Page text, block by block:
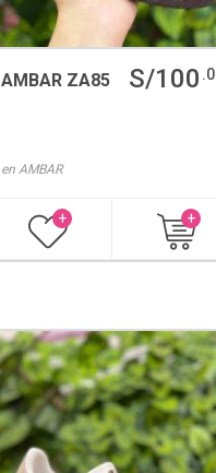
AMBAR ZA85
enAMBAR
S/100
+ +